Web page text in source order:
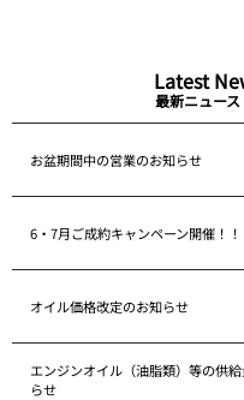
Latest
最新ニュー
お盆期間中の営業のお知らせ
6・7月ご成約キャンペーン開催！！
オイル価格改定のお知らせ
エンジンオイル（油脂類）等の供
らせ